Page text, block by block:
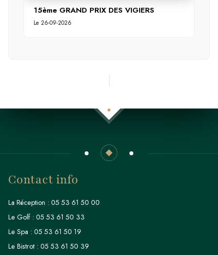
15ème GRAND PRIX DES VIGIERS
Le 26-09-2026
Contact info
La Réception : 05 53 61 50 00
Le Golf : 05 53 61 50 33
Le Spa : 05 53 61 50 19
Le Bistrot : 05 53 61 50 39